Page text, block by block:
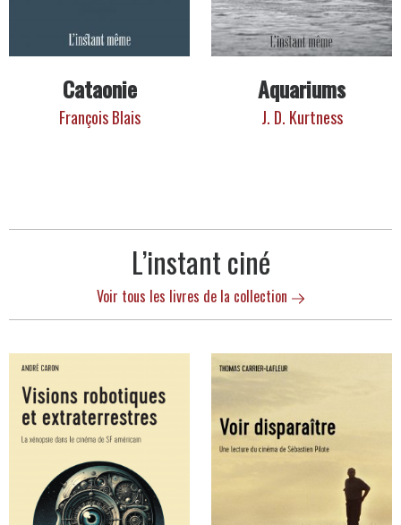
Cataonie
François Blais
Aquariums
J. D. Kurtness
L’instant ciné
Voir tous les livres de la collection